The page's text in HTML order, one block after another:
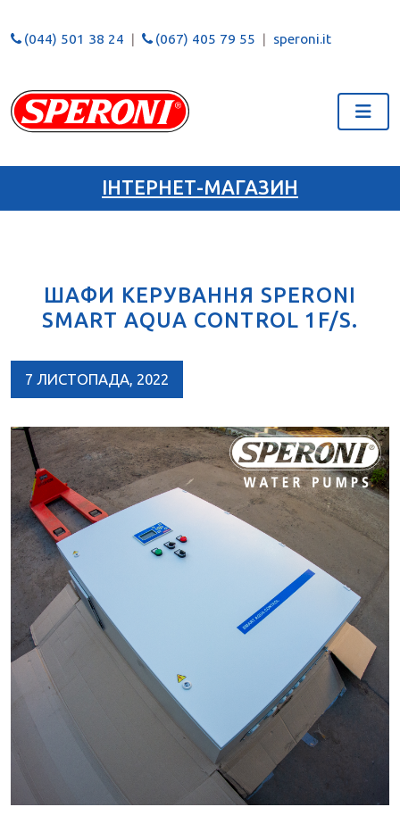
(044) 501 38 24 (067) 405 79 55 speroni.it
ІНТЕРНЕТ-МАГАЗИН
ШАФИ КЕРУВАННЯ SPERONI
SMART AQUA CONTROL 1F/S.
7 ЛИСТОПАДА, 2022